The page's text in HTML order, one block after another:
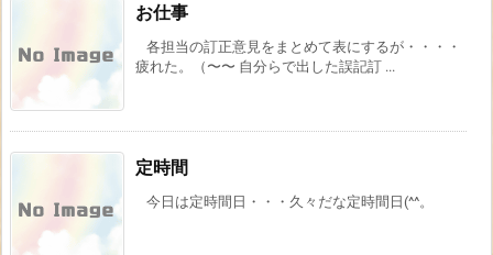
お仕事
各担当の訂正意見をまとめて表にするが・・・・
疲れた。（〜〜 自分らで出した誤記訂 ...
定時間
今日は定時間日・・・久々だな定時間日(^^。